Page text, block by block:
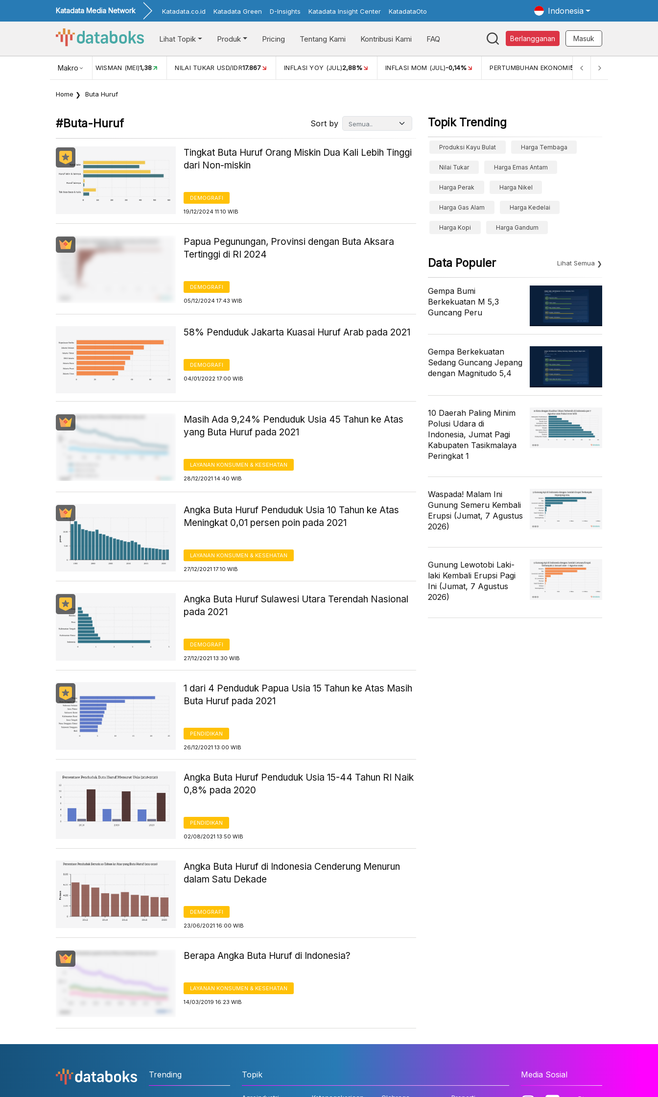
Katadata Media Network Katadata.co.id Katadata Green D-Insights Katadata Insight Center KatadataOto Indonesia
Lihat Topik Produk Pricing Tentang Kami Kontribusi Kami FAQ Berlangganan Masuk
Makro
KUNJUNGAN WISMAN (MEI)1,38 NILAI TUKAR USD/IDR17.867 INFLASI YOY (JUL)2,88% INFLASI MOM (JUL)-0,14% PERTUMBUHAN EKONOMI5,11%
Home Buta Huruf
#buta-Huruf Sort by
Tingkat Buta Huruf Orang Miskin Dua Kali Lebih Tinggi
dari Non-miskin
DEMOGRAFI
19/12/2024 11:10 WIB
Papua Pegunungan, Provinsi dengan Buta Aksara
Tertinggi di RI 2024
DEMOGRAFI
05/12/2024 17:43 WIB
58% Penduduk Jakarta Kuasai Huruf Arab pada 2021
DEMOGRAFI
04/01/2022 17:00 WIB
Masih Ada 9,24% Penduduk Usia 45 Tahun ke Atas
yang Buta Huruf pada 2021
LAYANAN KONSUMEN & KESEHATAN
28/12/2021 14:40 WIB
Angka Buta Huruf Penduduk Usia 10 Tahun ke Atas
Meningkat 0,01 persen poin pada 2021
LAYANAN KONSUMEN & KESEHATAN
27/12/2021 17:10 WIB
Angka Buta Huruf Sulawesi Utara Terendah Nasional
pada 2021
DEMOGRAFI
27/12/2021 13:30 WIB
1 dari 4 Penduduk Papua Usia 15 Tahun ke Atas Masih
Buta Huruf pada 2021
PENDIDIKAN
26/12/2021 13:00 WIB
Angka Buta Huruf Penduduk Usia 15-44 Tahun RI Naik
0,8% pada 2020
PENDIDIKAN
02/08/2021 13:50 WIB
Angka Buta Huruf di Indonesia Cenderung Menurun
dalam Satu Dekade
DEMOGRAFI
23/06/2021 16:00 WIB
Berapa Angka Buta Huruf di Indonesia?
LAYANAN KONSUMEN & KESEHATAN
14/03/2019 16:23 WIB
Topik Trending
Produksi Kayu Bulat Harga Tembaga
Nilai Tukar Harga Emas Antam
Harga Perak Harga Nikel
Harga Gas Alam Harga Kedelai
Harga Kopi Harga Gandum
Data Populer Lihat Semua
Gempa Bumi
Berkekuatan M 5,3
Guncang Peru
Gempa Berkekuatan
Sedang Guncang Jepang
dengan Magnitudo 5,4
10 Daerah Paling Minim
Polusi Udara di
Indonesia, Jumat Pagi
Kabupaten Tasikmalaya
Peringkat 1
Waspada! Malam Ini
Gunung Semeru Kembali
Erupsi (Jumat, 7 Agustus
2026)
Gunung Lewotobi Laki-
laki Kembali Erupsi Pagi
Ini (Jumat, 7 Agustus
2026)
Trending Topik Media Sosial